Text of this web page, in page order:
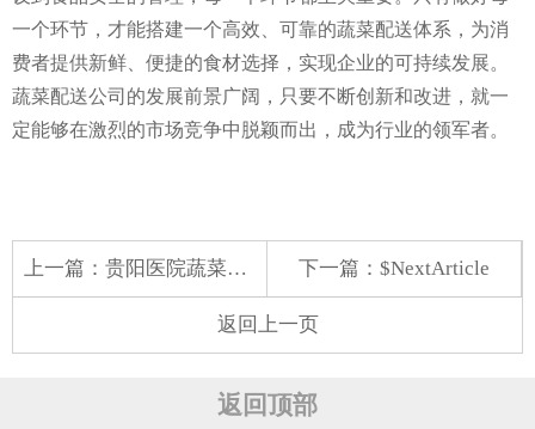
一个环节，才能搭建一个高效、可靠的蔬菜配送体系，为消
费者提供新鲜、便捷的食材选择，实现企业的可持续发展。
蔬菜配送公司的发展前景广阔，只要不断创新和改进，就一
定能够在激烈的市场竞争中脱颖而出，成为行业的领军者。
上一篇： 贵阳医院蔬菜配送中心 下一篇：$NextArticle
返回上一页
返回顶部